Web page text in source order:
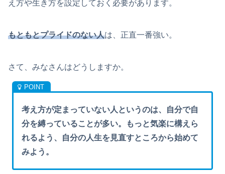
え方や生き方を設定しておく必要があります。
もともとプライドのない人は、正直一番強い。
さて、みなさんはどうしますか。
考え方が定まっていない人というのは、自分で自
分を縛っていることが多い。もっと気楽に構えら
れるよう、自分の人生を見直すところから始めて
みよう。